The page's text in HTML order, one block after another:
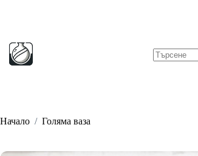
Начало / Голяма ваза